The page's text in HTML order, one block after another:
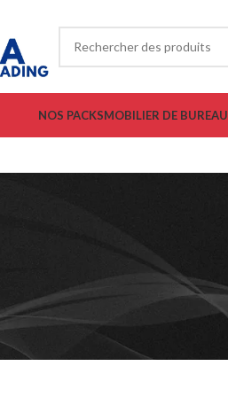
NOS PACKSMOBILIER DE BUREAU